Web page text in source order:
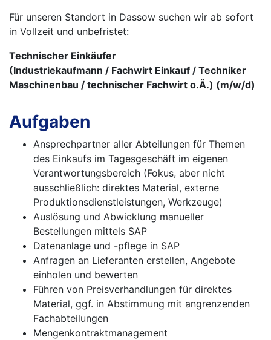
Für unseren Standort in Dassow suchen wir ab sofort
in Vollzeit und unbefristet:
Technischer Einkäufer
(Industriekaufmann / Fachwirt Einkauf / Techniker
Maschinenbau / technischer Fachwirt o.Ä.) (m/w/d)
Aufgaben
Ansprechpartner aller Abteilungen für Themen
des Einkaufs im Tagesgeschäft im eigenen
Verantwortungsbereich (Fokus, aber nicht
ausschließlich: direktes Material, externe
Produktionsdienstleistungen, Werkzeuge)
Auslösung und Abwicklung manueller
Bestellungen mittels SAP
Datenanlage und -pflege in SAP
Anfragen an Lieferanten erstellen, Angebote
einholen und bewerten
Führen von Preisverhandlungen für direktes
Material, ggf. in Abstimmung mit angrenzenden
Fachabteilungen
Mengenkontraktmanagement